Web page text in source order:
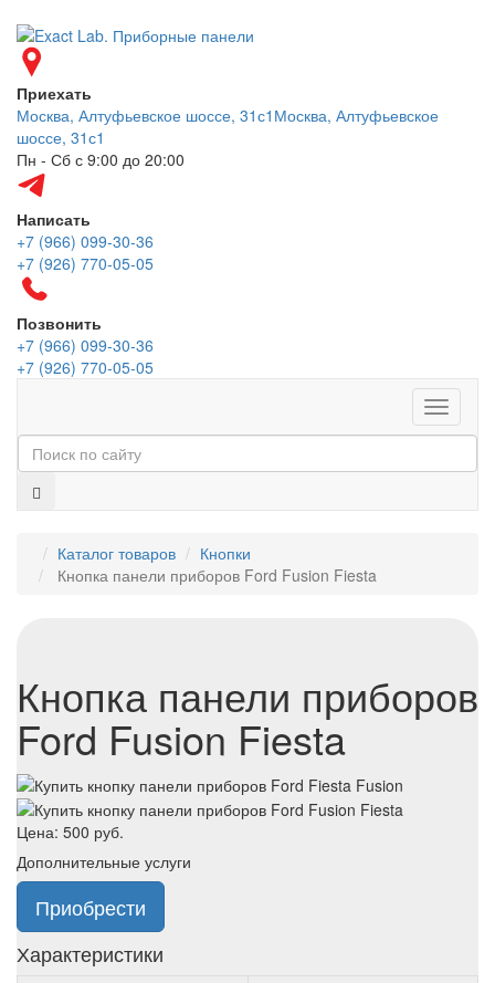
Приехать
Москва, Алтуфьевское шоссе, 31с1 Москва, Алтуфьевское
шоссе, 31с1
Пн - Сб с 9:00 до 20:00
Написать
+7 (966) 099-30-36
+7 (926) 770-05-05
Позвонить
+7 (966) 099-30-36
+7 (926) 770-05-05
Меню
Каталог товаров
Кнопки
Кнопка панели приборов Ford Fusion Fiesta
Кнопка панели приборов
Ford Fusion Fiesta
Цена: 500 руб.
Дополнительные услуги
Приобрести
Характеристики